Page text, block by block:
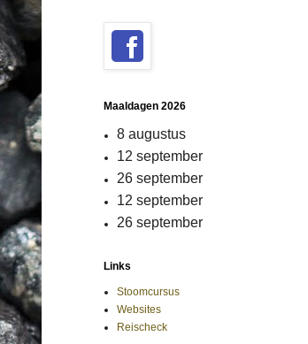
Maaldagen 2026
8 augustus
12 september
26 september
12 september
26 september
Links
Stoomcursus
Websites
Reischeck